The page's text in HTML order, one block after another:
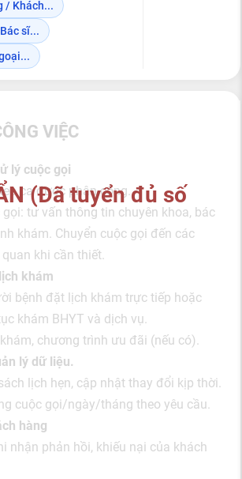
/ Khách...
sĩ...
(Đã tuyển đủ số
VIỆC
lý cuộc gọi
ca được phân công.
tư vấn thông tin chuyên khoa, bác
khám. Chuyển cuộc gọi đến các
khi cần thiết.
khám
bệnh đặt lịch khám trực tiếp hoặc
khám BHYT và dịch vụ.
chương trình ưu đãi (nếu có).
lý dữ liệu.
lịch hẹn, cập nhật thay đổi kịp thời.
cuộc gọi/ngày/tháng theo yêu cầu.
hàng
nhận phản hồi, khiếu nại của khách